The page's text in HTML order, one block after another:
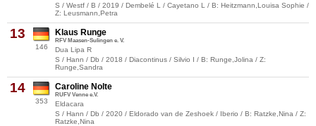
S / Westf / B / 2019 / Dembelé L / Cayetano L / B: Heitzmann,Louisa Sophie /
Z: Leusmann,Petra
13
146
Klaus Runge
RFV Maasen-Sulingen e. V.
Dua Lipa R
S / Hann / Db / 2018 / Diacontinus / Silvio I / B: Runge,Jolina / Z:
Runge,Sandra
14
353
Caroline Nolte
RUFV Venne e.V.
Eldacara
S / Hann / Db / 2020 / Eldorado van de Zeshoek / Iberio / B: Ratzke,Nina / Z:
Ratzke,Nina